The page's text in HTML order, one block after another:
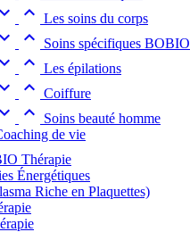
  Les soins du corps
  Soins spécifiques BOBIO
  Les épilations
  Coiffure
 
Soins beauté homme
de vie
Thérapie
Énergétiques
Riche en Plaquettes)